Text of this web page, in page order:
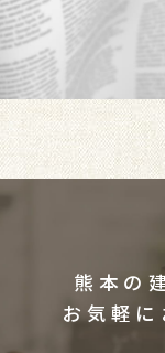
熊本の
お気軽に